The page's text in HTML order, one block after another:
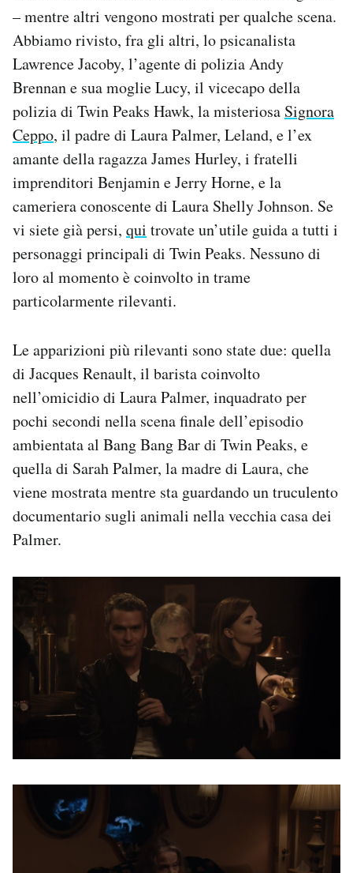
– mentre altri vengono mostrati per qualche scena.
Abbiamo rivisto, fra gli altri, lo psicanalista
Lawrence Jacoby, l’agente di polizia Andy
Brennan e sua moglie Lucy, il vicecapo della
polizia di Twin Peaks Hawk, la misteriosa Signora
Ceppo, il padre di Laura Palmer, Leland, e l’ex
amante della ragazza James Hurley, i fratelli
imprenditori Benjamin e Jerry Horne, e la
cameriera conoscente di Laura Shelly Johnson. Se
vi siete già persi, qui trovate un’utile guida a tutti i
personaggi principali di Twin Peaks. Nessuno di
loro al momento è coinvolto in trame
particolarmente rilevanti.
Le apparizioni più rilevanti sono state due: quella
di Jacques Renault, il barista coinvolto
nell’omicidio di Laura Palmer, inquadrato per
pochi secondi nella scena finale dell’episodio
ambientata al Bang Bang Bar di Twin Peaks, e
quella di Sarah Palmer, la madre di Laura, che
viene mostrata mentre sta guardando un truculento
documentario sugli animali nella vecchia casa dei
Palmer.